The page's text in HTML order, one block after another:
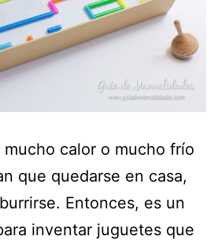
mucho calor o mucho frío
que quedarse en casa,
Entonces, es un
inventar juguetes que